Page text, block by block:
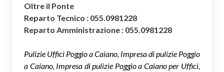
Oltre il Ponte
Reparto Tecnico : 055.0981228
Reparto Amministrazione : 055.0981228
Pulizie Uffici Poggio a Caiano, Impresa di pulizie Poggio
a Caiano, Impresa di pulizie Poggio a Caiano per Uffici,